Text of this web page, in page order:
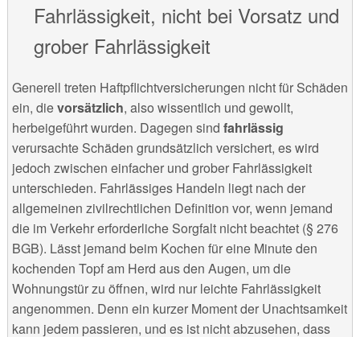
Fahrlässigkeit, nicht bei Vorsatz und
grober Fahrlässigkeit
Generell treten Haftpflichtversicherungen nicht für Schäden
ein, dievorsätzlich, also wissentlich und gewollt,
herbeigeführt wurden. Dagegen sind fahrlässig
verursachte Schäden grundsätzlich versichert, es wird
jedoch zwischen einfacher und grober Fahrlässigkeit
unterschieden. Fahrlässiges Handeln liegt nach der
allgemeinen zivilrechtlichen Definition vor, wenn jemand
die im Verkehr erforderliche Sorgfalt nicht beachtet (§ 276
BGB). Lässt jemand beim Kochen für eine Minute den
kochenden Topf am Herd aus den Augen, um die
Wohnungstür zu öffnen, wird nur leichte Fahrlässigkeit
angenommen. Denn ein kurzer Moment der Unachtsamkeit
kann jedem passieren, und es ist nicht abzusehen, dass